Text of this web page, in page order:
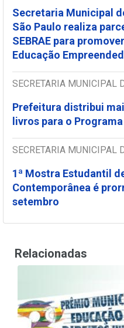
Secretaria Municipal
São Paulo realiza
SEBRAE para
Educação
SECRETARIA MUNICIPAL
Prefeitura distribui
livros para o
SECRETARIA MUNICIPAL
1ª Mostra Estudantil
Contemporânea é
setembro
Relacionadas